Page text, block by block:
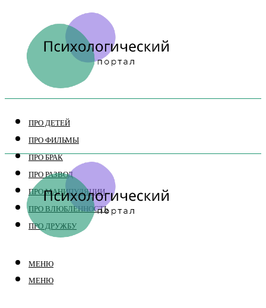
ПРО ДЕТЕЙ
ПРО ФИЛЬМЫ
ПРО БРАК
ПРО РАЗВОД
ПРО МАНИПУЛЯЦИИ
ПРО ВЛЮБЛЕННОСТЬ
ПРО ДРУЖБУ
МЕНЮ
МЕНЮ